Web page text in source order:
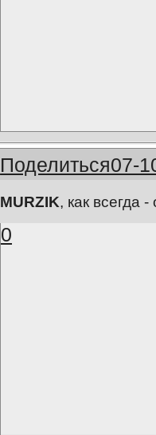
Поделиться07-
MURZIK, как всегда
0